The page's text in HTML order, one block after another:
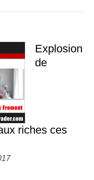
Explosion
de
riches ces